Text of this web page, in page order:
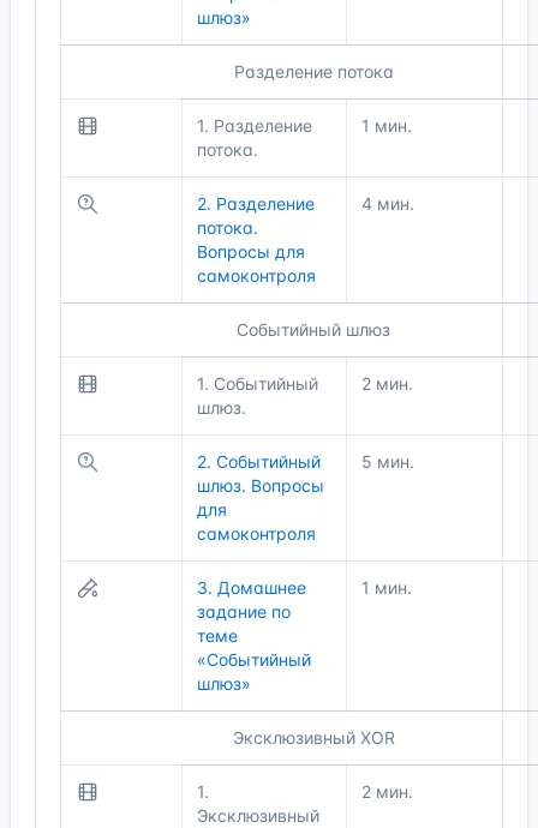
шлюз»
Разделение потока
1. Разделение
потока.
1 мин.
2. Разделение
потока.
Вопросы для
самоконтроля
4 мин.
Событийный шлюз
1. Событийный
шлюз.
2 мин.
2. Событийный
шлюз. Вопросы
для
самоконтроля
5 мин.
3. Домашнее
задание по
теме
«Событийный
шлюз»
1 мин.
Эксклюзивный XOR
1.
Эксклюзивный
2 мин.